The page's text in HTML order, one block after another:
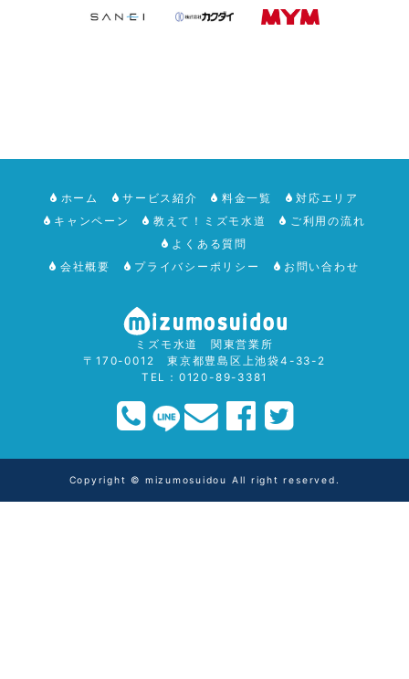
ホーム サービス紹介 料金一覧
対応エリア
キャンペーン
教えて！ミズモ水道
ご利用の流れ
よくある質問
会社概要
プライバシーポリシー お問い合わせ
ミズモ水道 関東営業所
〒170-0012 東京都豊島区上池袋4-33-2
TEL：0120-89-3381
Copyright © mizumosuidou All right reserved.